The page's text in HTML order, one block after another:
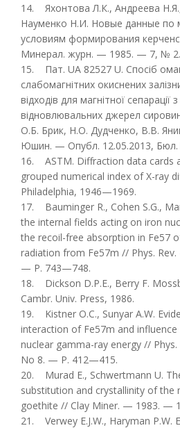
14. Яхонтова Л.К., Андреева
Науменко Н.И. Новые данные по
условиям формирования
Минерал. журн. — 1985. — 7, №
15. Пат. UA 82527 U. Спосіб
слабомагнітних окиснених
відходів для магнітної
відновлювальних джерел
О.Б. Брик, Н.О. Дудченко, В.В.
Юшин. — Опубл. 12.05.2013,
16. ASTM. Diffraction data cards
grouped numerical index of X-ray
Philadelphia, 1946—1969.
17. Bauminger R., Cohen S.G.,
the internal fields acting on iron
the recoil-free absorption in Fe57
radiation from Fe57m // Phys.
— P. 743—748.
18. Dickson D.P.E., Berry F.
Cambr. Univ. Press, 1986.
19. Kistner O.C., Sunyar A.W.
interaction of Fe57m and
nuclear gamma-ray energy //
No 8. — P. 412—415.
20. Murad E., Schwertmann U.
substitution and crystallinity of the
goethite // Clay Miner. — 1983. —
21. Verwey E.J.W., Haryman P.W.